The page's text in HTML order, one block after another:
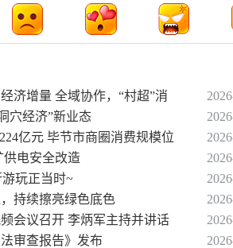
济增量 全域协作，“村超”消
穴经济”新业态
亿元 毕节市商圈消费规模位
供电安全改造
游玩正当时~
持续擦亮绿色底色
会议召开 李炳军主持并讲话
审查报告》发布